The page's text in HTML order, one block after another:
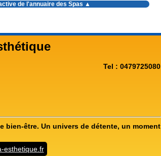
de l'annuaire des Spas ▲
Tel : 0479725080
bien-être. Un univers de détente, un moment
esthetique.fr